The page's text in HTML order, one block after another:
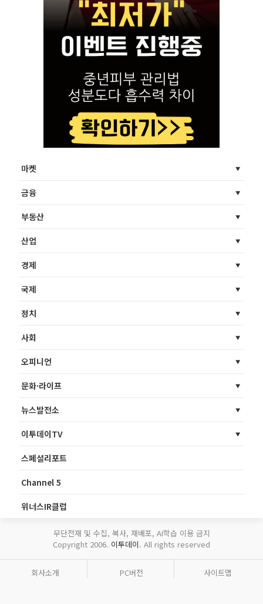
마켓
금융
부동산
산업
경제
국제
정치
사회
오피니언
문화·라이프
뉴스발전소
이투데이TV
스페셜리포트
Channel 5
위너스IR클럽
무단전재 및 수집, 복사, 재배포, AI학습 이용 금지
Copyright 2006. 이투데이. All rights reserved
회사소개 PC버전 사이트맵